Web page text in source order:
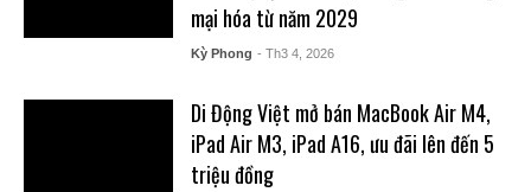
mại hóa từ năm 2029
Kỳ Phong - Th3 4, 2026
Di Động Việt mở bán MacBook Air M4,
iPad Air M3, iPad A16, ưu đãi lên đến 5
triệu đồng